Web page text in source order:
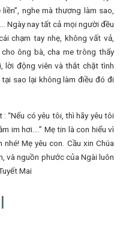
nghe mà thương làm sao,
Ngày nay tất cả mọi người đều
chạm tay nhẹ, không vất vả,
ông bà, cha me trông thấy
lời động viên và thắt chặt tình
sao lại không làm điều đó đi
“Nếu có yêu tôi, thì hãy yêu tôi
im hơi….” Mẹ tin là con hiểu vì
Mẹ yêu con. Cầu xin Chúa
và nguồn phước của Ngài luôn
Mai